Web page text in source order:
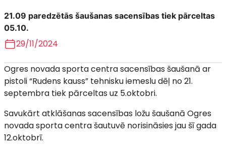
21.09 paredzētās šaušanas sacensības tiek pārceltas
05.10.
29/11/2024
Ogres novada sporta centra sacensības šaušanā ar
pistoli “Rudens kauss” tehnisku iemeslu dēļ no 21.
septembra tiek pārceltas uz 5.oktobri.
Savukārt atklāšanas sacensības ložu šaušanā Ogres
novada sporta centra šautuvē norisināsies jau šī gada
12.oktobrī.